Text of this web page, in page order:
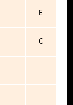
E
C